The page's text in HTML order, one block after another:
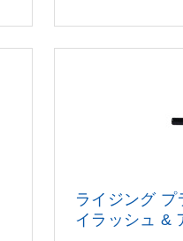
ライジング プ
イラッシュ &